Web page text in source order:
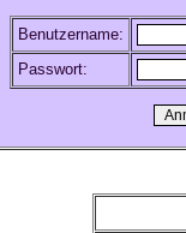
Benutzername:
Passwort: